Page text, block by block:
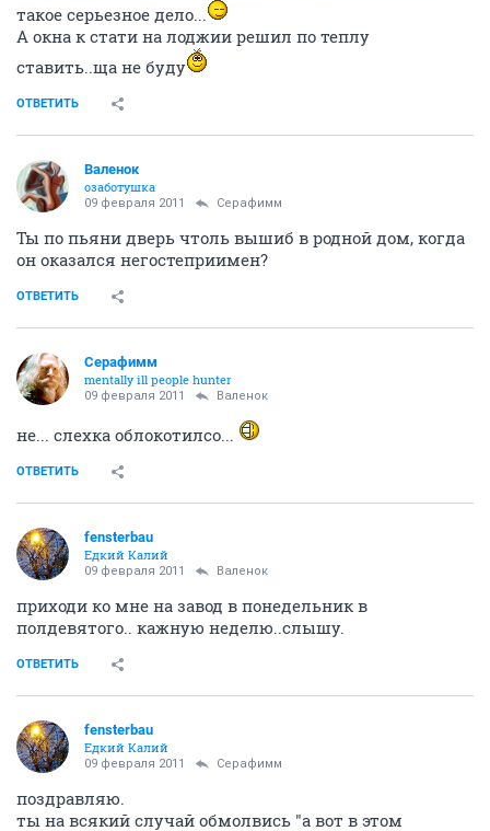
такое серьезное дело...
А окна к стати на лоджии решил по теплу
ставить..ща не буду
ОТВЕТИТЬ
Валенок
озаботушка
09 февраля 2011 Серафимм
Ты по пьяни дверь чтоль вышиб в родной дом, когда
он оказался негостеприимен?
ОТВЕТИТЬ
Серафимм
mentally ill people hunter
09 февраля 2011 Валенок
не... слехка облокотилсо...
ОТВЕТИТЬ
fensterbau
Едкий Калий
09 февраля 2011 Валенок
приходи ко мне на завод в понедельник в
полдевятого.. кажную неделю..слышу.
ОТВЕТИТЬ
fensterbau
Едкий Калий
09 февраля 2011 Серафимм
поздравляю.
ты на всякий случай обмолвись "а вот в этом